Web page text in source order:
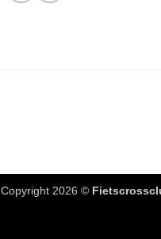
Copyright 2026 ©